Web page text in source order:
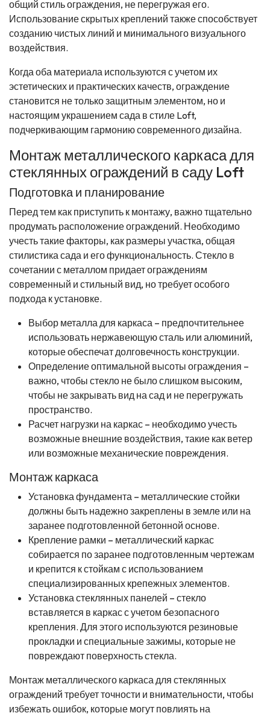
общий стиль ограждения, не перегружая его.
Использование скрытых креплений также способствует
созданию чистых линий и минимального визуального
воздействия.
Когда оба материала используются с учетом их
эстетических и практических качеств, ограждение
становится не только защитным элементом, но и
настоящим украшением сада в стиле Loft,
подчеркивающим гармонию современного дизайна.
Монтаж металлического каркаса для
стеклянных ограждений в саду Loft
Подготовка и планирование
Перед тем как приступить к монтажу, важно тщательно
продумать расположение ограждений. Необходимо
учесть такие факторы, как размеры участка, общая
стилистика сада и его функциональность. Стекло в
сочетании с металлом придает ограждениям
современный и стильный вид, но требует особого
подхода к установке.
Выбор металла для каркаса – предпочтительнее
использовать нержавеющую сталь или алюминий,
которые обеспечат долговечность конструкции.
Определение оптимальной высоты ограждения –
важно, чтобы стекло не было слишком высоким,
чтобы не закрывать вид на сад и не перегружать
пространство.
Расчет нагрузки на каркас – необходимо учесть
возможные внешние воздействия, такие как ветер
или возможные механические повреждения.
Монтаж каркаса
Установка фундамента – металлические стойки
должны быть надежно закреплены в земле или на
заранее подготовленной бетонной основе.
Крепление рамки – металлический каркас
собирается по заранее подготовленным чертежам
и крепится к стойкам с использованием
специализированных крепежных элементов.
Установка стеклянных панелей – стекло
вставляется в каркас с учетом безопасного
крепления. Для этого используются резиновые
прокладки и специальные зажимы, которые не
повреждают поверхность стекла.
Монтаж металлического каркаса для стеклянных
ограждений требует точности и внимательности, чтобы
избежать ошибок, которые могут повлиять на